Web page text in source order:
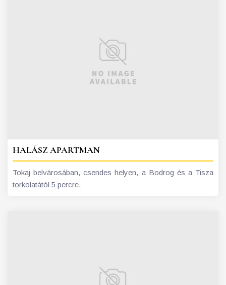
HALÁSZ APARTMAN
Tokaj belvárosában, csendes helyen, a Bodrog és a Tisza
torkolatától 5 percre.